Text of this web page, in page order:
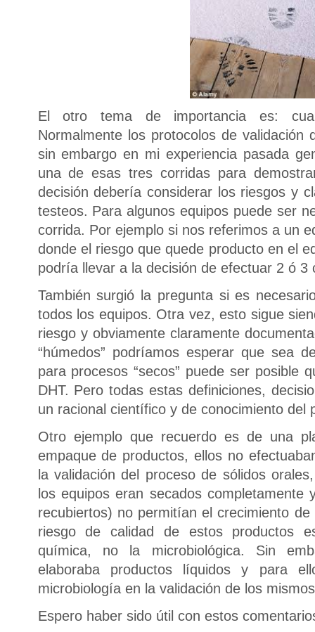
El otro tema de importancia es:
Normalmente los protocolos de validación
sin embargo en mi experiencia pasada
una de esas tres corridas para
decisión debería considerar los riesgos y
testeos. Para algunos equipos puede ser
corrida. Por ejemplo si nos referimos a un
donde el riesgo que quede producto en el
podría llevar a la decisión de efectuar 2 ó 3
También surgió la pregunta si es
todos los equipos. Otra vez, esto sigue
riesgo y obviamente claramente
“húmedos” podríamos esperar que sea
para procesos “secos” puede ser posible
DHT. Pero todas estas definiciones,
un racional científico y de conocimiento del
Otro ejemplo que recuerdo es de una
empaque de productos, ellos no
la validación del proceso de sólidos
los equipos eran secados completamente
recubiertos) no permitían el crecimiento
riesgo de calidad de estos productos
química, no la microbiológica. Sin
elaboraba productos líquidos y para
microbiología en la validación de los
Espero haber sido útil con estos